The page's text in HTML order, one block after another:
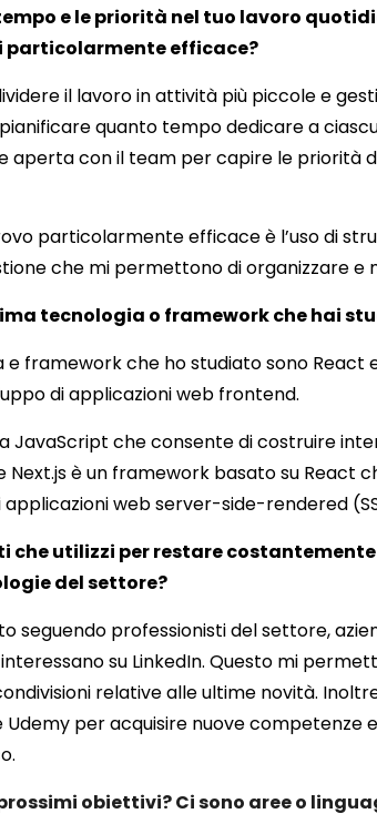
e le priorità nel tuo lavoro
particolarmente efficace?
il lavoro in attività più piccole e
quanto tempo dedicare a
aperta con il team per capire le priorità
particolarmente efficace è l’uso di
che mi permettono diorganizzare e
tecnologia o framework che hai
e framework che ho studiato sono React
di applicazioni web frontend.
JavaScript che consente di costruire
Next.js è un framework basato su React
web server-side-rendered
che utilizzi per restare
del settore?
seguendo professionisti del settore,
su LinkedIn. Questo mi
relative alle ultime novità.
per acquisire nuove competenze
obiettivi? Ci sono aree o